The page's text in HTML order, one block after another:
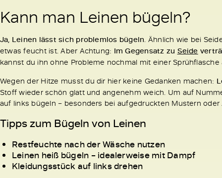
Kann man Leinen bügeln?
Ja, Leinen lässt sich problemlos bügeln . Ähnlich wie bei
etwas feucht ist. Aber Achtung: Im Gegensatz zu Seide
kannst du ihn ohne Probleme nochmal mit einer
Wegen der Hitze musst du dir hier keine Gedanken machen:
Stoff wieder schön glatt und angenehm weich. Um auf
auf links bügeln – besonders bei aufgedruckten Mustern
Tipps zum Bügeln von Leinen
Restfeuchte nach der Wäsche nutzen
Leinen heiß bügeln – idealerweise mit Dampf
Kleidungsstück auf links drehen